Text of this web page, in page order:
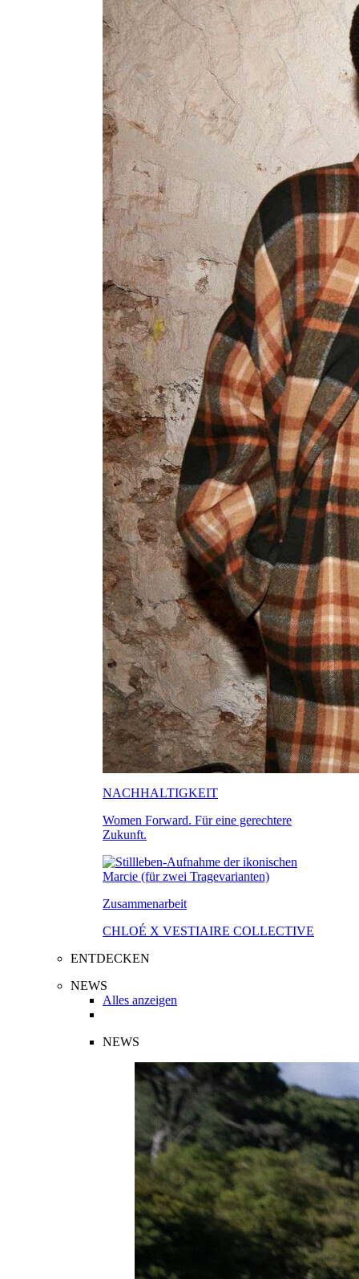
NACHHALTIGKEIT
Women Forward. Für eine gerechtere
Zukunft.
Zusammenarbeit
CHLOÉ X VESTIAIRE COLLECTIVE
ENTDECKEN
NEWS
Alles anzeigen
NEWS